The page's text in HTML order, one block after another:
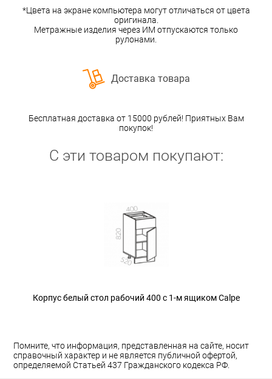
*Цвета на экране компьютера могут отличаться от цвета
оригинала.
Метражные изделия через ИМ отпускаются только
рулонами.
Доставка товара
Бесплатная доставка от 15000 рублей! Приятных Вам
покупок!
С эти товаром покупают:
Корпус белый стол рабочий 400 с 1-м ящиком Calpe
Помните, что информация, представленная на сайте, носит
справочный характер и не является публичной офертой,
определяемой Статьей 437 Гражданского кодекса РФ.